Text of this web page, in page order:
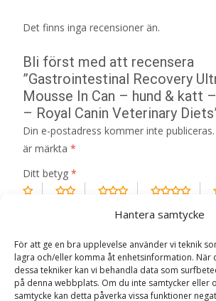
Hantera samtycke
För att ge en bra upplevelse använder vi teknik
lagra och/eller komma åt enhetsinformation. När
dessa tekniker kan vi behandla data som
på denna webbplats. Om du inte samtycker eller
samtycke kan detta påverka vissa funktioner
Det finns inga recensioner än.
Bli först med att recensera
”Gastrointestinal Recovery
Mousse In Can – hund & katt
– Royal Canin Veterinary
Din e-postadress kommer inte publiceras.
är märkta *
Ditt betyg *